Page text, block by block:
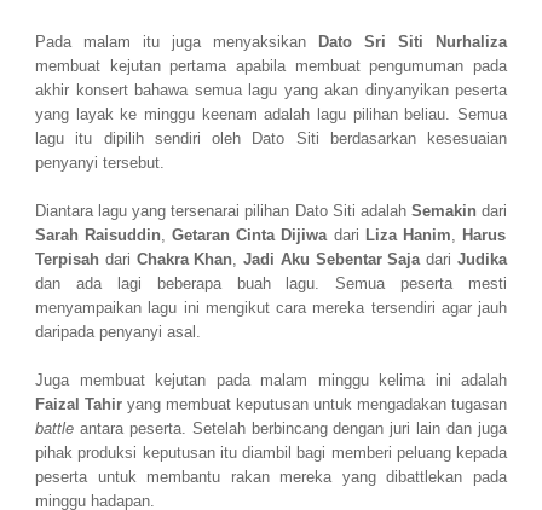
Pada malam itu juga menyaksikan Dato Sri Siti Nurhaliza
membuat kejutan pertama apabila membuat pengumuman pada
akhir konsert bahawa semua lagu yang akan dinyanyikan peserta
yang layak ke minggu keenam adalah lagu pilihan beliau. Semua
lagu itu dipilih sendiri oleh Dato Siti berdasarkan kesesuaian
penyanyi tersebut.
Diantara lagu yang tersenarai pilihan Dato Siti adalah Semakin dari
Sarah Raisuddin ,Getaran Cinta Dijiwa dari Liza Hanim
Harus
Terpisah dari Chakra Khan ,Jadi Aku Sebentar SajadariJudika
dan ada lagi beberapa buah lagu. Semua peserta mesti
menyampaikan lagu ini mengikut cara mereka tersendiri agar jauh
daripada penyanyi asal.
Juga membuat kejutan pada malam minggu kelima ini adalah
Faizal Tahir yang membuat keputusan untuk mengadakan tugasan
battle antara peserta. Setelah berbincang dengan juri lain dan juga
pihak produksi keputusan itu diambil bagi memberi peluang kepada
peserta untuk membantu rakan mereka yang dibattlekan pada
minggu hadapan.